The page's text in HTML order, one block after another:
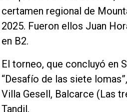
certamen regional de
2025. Fueron ellos Juan
en B2.
El torneo, que concluyó en
“Desafío de las siete
Villa Gesell, Balcarce (Las
Tandil.